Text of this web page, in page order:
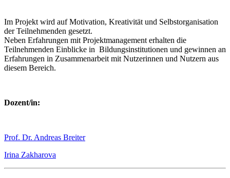
Im Projekt wird auf Motivation, Kreativität und Selbstorganisation
der Teilnehmenden gesetzt.
Neben Erfahrungen mit Projektmanagement erhalten die
Teilnehmenden Einblicke in Bildungsinstitutionen und gewinnen an
Erfahrungen in Zusammenarbeit mit Nutzerinnen und Nutzern aus
diesem Bereich.
Dozent/in:
Prof. Dr. Andreas Breiter
Irina Zakharova